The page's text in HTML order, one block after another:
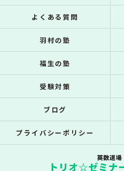
よくある質問
羽村の塾
福生の塾
受験対策
ブログ
プライバシーポリシー